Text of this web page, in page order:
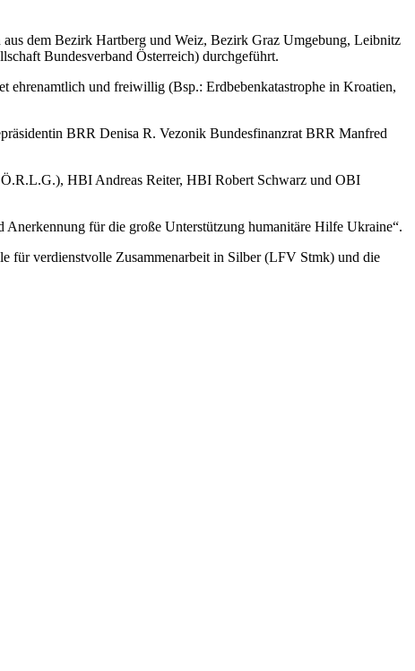
dem Bezirk Hartberg und Weiz, Bezirk Graz Umgebung, Leibnitz
Bundesverband Österreich) durchgeführt.
ehrenamtlich und freiwillig (Bsp.: Erdbebenkatastrophe in Kroatien,
BRR Denisa R. Vezonik Bundesfinanzrat BRR Manfred
Ö.R.L.G.), HBI Andreas Reiter, HBI Robert Schwarz und OBI
für die große Unterstützung humanitäre Hilfe Ukraine“.
für verdienstvolle Zusammenarbeit in Silber (LFV Stmk) und die